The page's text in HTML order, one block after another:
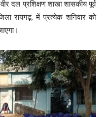
दल प्रशिक्षण शाखा शासकीय पूर्व
रायगढ़, में प्रत्येक शनिवार को